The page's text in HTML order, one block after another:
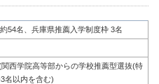
54名、兵庫県推薦入学制度枠 3名
西学院高等部からの学校推薦型選抜(特
名以内を含む)